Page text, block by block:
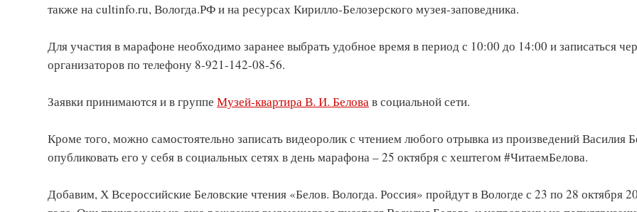
также на cultinfo.ru, Вологда.РФ и на ресурсах Кирилло-Белозерского музея-заповедника.
Для участия в марафоне необходимо заранее выбрать удобное время в период с 10:00 до 14:00 и записаться
организаторов по телефону 8-921-142-08-56.
Заявки принимаются и в группе Музей-квартира В. И. Беловав социальной сети.
Кроме того, можно самостоятельно записать видеоролик с чтением любого отрывка из произведений Василия
опубликовать его у себя в социальных сетях в день марафона – 25 октября с хештегом #ЧитаемБелова.
Добавим, Х Всероссийские Беловские чтения «Белов. Вологда. Россия» пройдут в Вологде с 23 по 28 октября